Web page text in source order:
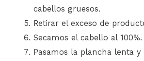
cabellos gruesos.
Retirar el exceso de
Secamos el cabello al 100%.
Pasamos la plancha lenta